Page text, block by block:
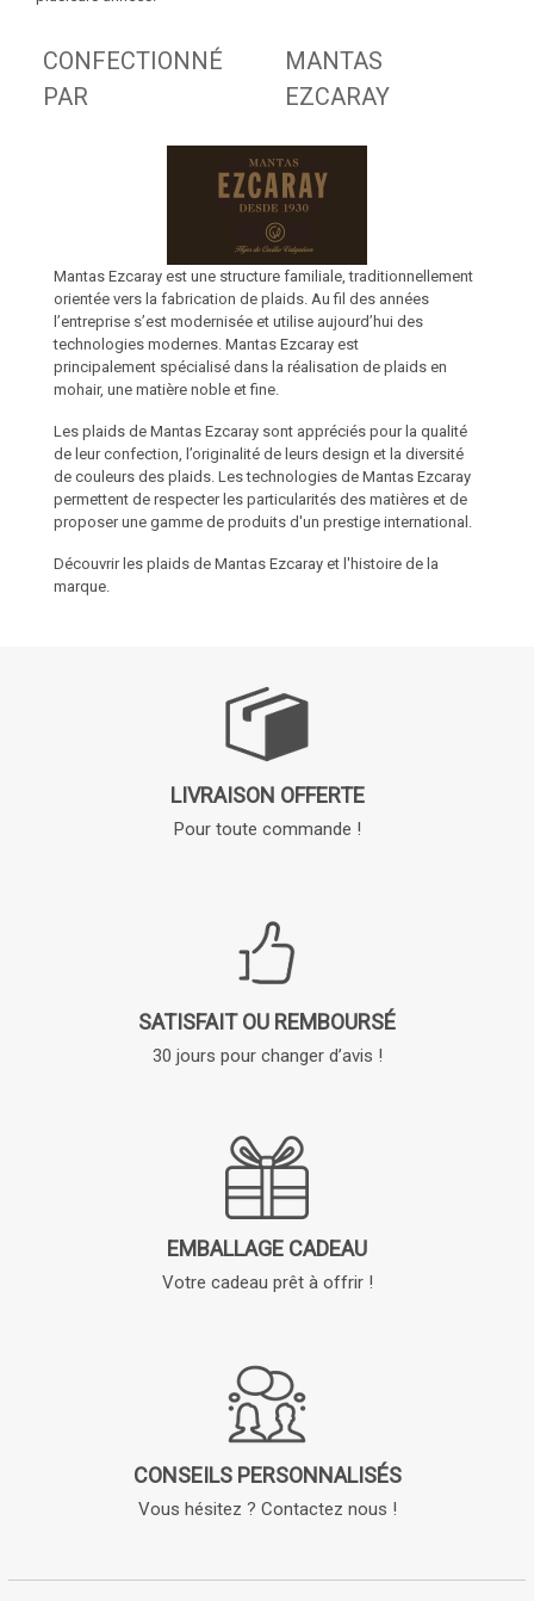
CONFECTIONNÉ
PAR
MANTAS
EZCARAY
Mantas Ezcaray est une structure familiale, traditionnellement
orientée vers la fabrication de plaids. Au fil des années
l’entreprise s’est modernisée et utilise aujourd’hui des
technologies modernes. Mantas Ezcaray est
principalement spécialisé dans la réalisation de plaids en
mohair, une matière noble et fine.
Les plaids de Mantas Ezcaray sont appréciés pour la qualité
de leur confection, l’originalité de leurs design et la diversité
de couleurs des plaids. Les technologies de Mantas Ezcaray
permettent de respecter les particularités des matières et de
proposer une gamme de produits d'un prestige international.
Découvrir les plaids de Mantas Ezcaray et l'histoire de la
marque.
LIVRAISON OFFERTE
Pour toute commande !
SATISFAIT OU REMBOURSÉ
30 jours pour changer d’avis !
EMBALLAGE CADEAU
Votre cadeau prêt à offrir !
CONSEILS PERSONNALISÉS
Vous hésitez ? Contactez nous !